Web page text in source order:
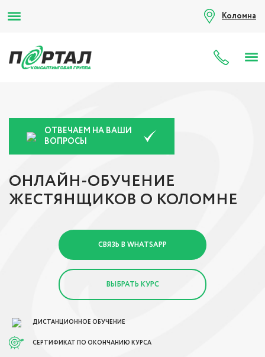
Коломна
8
ОТВЕЧАЕМ НА ВАШИ
ВОПРОСЫ
ОНЛАЙН-ОБУЧЕНИЕ
ЖЕСТЯНЩИКОВ О КОЛОМНЕ
СВЯЗЬ В WHATSAPP
ВЫБРАТЬ КУРС
ДИСТАНЦИОННОЕ ОБУЧЕНИЕ
СЕРТИФИКАТ ПО ОКОНЧАНИЮ КУРСА